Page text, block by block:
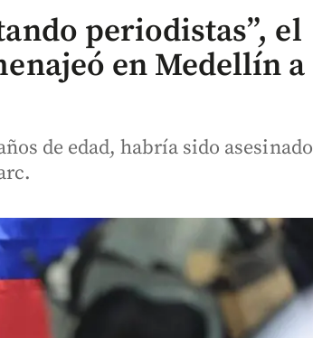
periodistas”, el
en Medellín a
de edad, habría sido asesinado